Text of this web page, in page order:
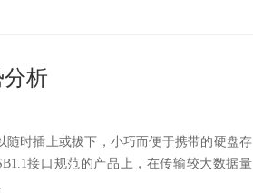
析
随时插上或拔下，小巧而便于携带的硬盘存
接口规范的产品上，在传输较大数据量